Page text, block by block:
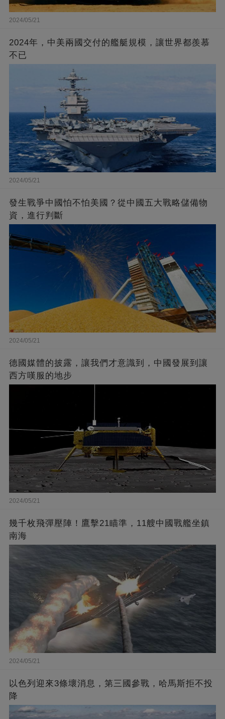
2024/05/21
2024年，中美兩國交付的艦艇規模，讓世界都羨慕
不已
2024/05/21
發生戰爭中國怕不怕美國？從中國五大戰略儲備物
資，進行判斷
2024/05/21
德國媒體的披露，讓我們才意識到，中國發展到讓
西方嘆服的地步
2024/05/21
幾千枚飛彈壓陣！鷹擊21瞄準，11艘中國戰艦坐鎮
南海
2024/05/21
以色列迎來3條壞消息，第三國參戰，哈馬斯拒不投
降